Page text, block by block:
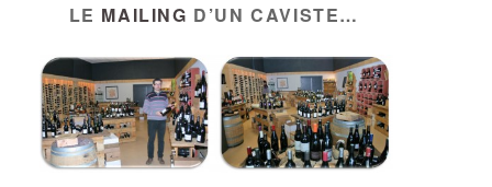
LE MAILING D’UN CAVISTE…